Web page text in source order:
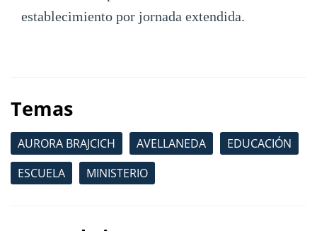
establecimiento por jornada extendida.
Temas
AURORA BRAJCICH AVELLANEDA
EDUCACIÓN
ESCUELA
MINISTERIO